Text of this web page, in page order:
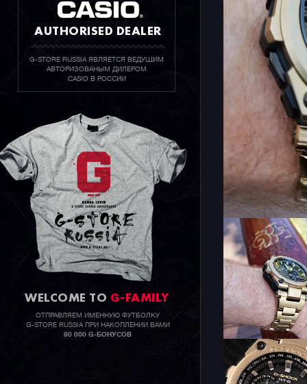
AUTHORISED DEALER
G-STORE RUSSIA ЯВЛЯЕТСЯ ВЕДУЩИМ
АВТОРИЗОВАНЫМ ДИЛЕРОМ
CASIO В РОССИИ
WELCOME TO G-FAMILY
ОТПРАВЛЯЕМ ИМЕННУЮ ФУТБОЛКУ
G-STORE RUSSIA ПРИ НАКОПЛЕНИИ ВАМИ
90 000 G-БОНУСОВ